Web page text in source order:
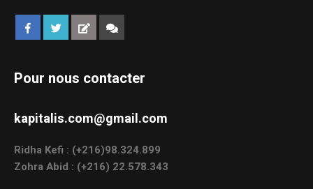
Pour nous contacter
kapitalis.com@gmail.com
Ridha Kefi : (+216)98.324.899
Zohra Abid : (+216) 22.578.343